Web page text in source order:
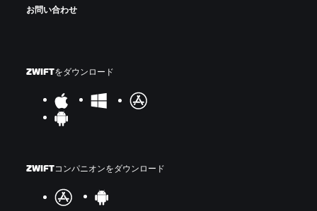
お問い合わせ
ZWIFTをダウンロード
ZWIFTコンパニオンをダウンロード